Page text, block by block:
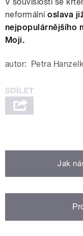
V souvislosti se
neformálníoslava
nejpopulárnějšího
Moji.
autor: Petra
Jak